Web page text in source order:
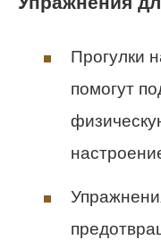
Прогулки
помогут